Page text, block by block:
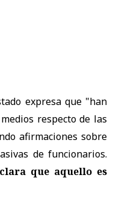
expresa que "han
respecto de las
afirmaciones sobre
de funcionarios.
que aquello es